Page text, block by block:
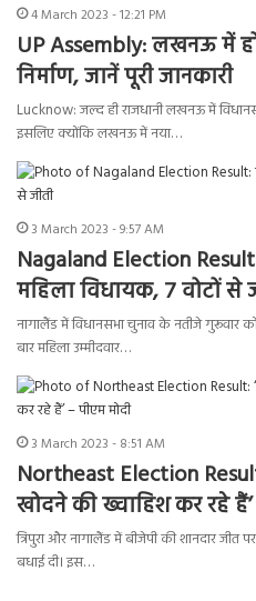
4 March 2023 - 12:21 PM
UP Assembly: लखनऊ में
निर्माण, जानें पूरी जानकारी
Lucknow: जल्द ही राजधानी लखनऊ में
इसलिए क्योंकि लखनऊ में नया…
3 March 2023 - 9:57 AM
Nagaland Election
महिला विधायक, 7 वोटों से
नागालैंड में विधानसभा चुनाव के नतीजे गुरूवार
बार महिला उम्मीदवार…
3 March 2023 - 8:51 AM
Northeast Election
खोदने की ख्वाहिश कर रहे
त्रिपुरा और नागालैंड में बीजेपी की शानदार जीत
बधाई दी। इस…